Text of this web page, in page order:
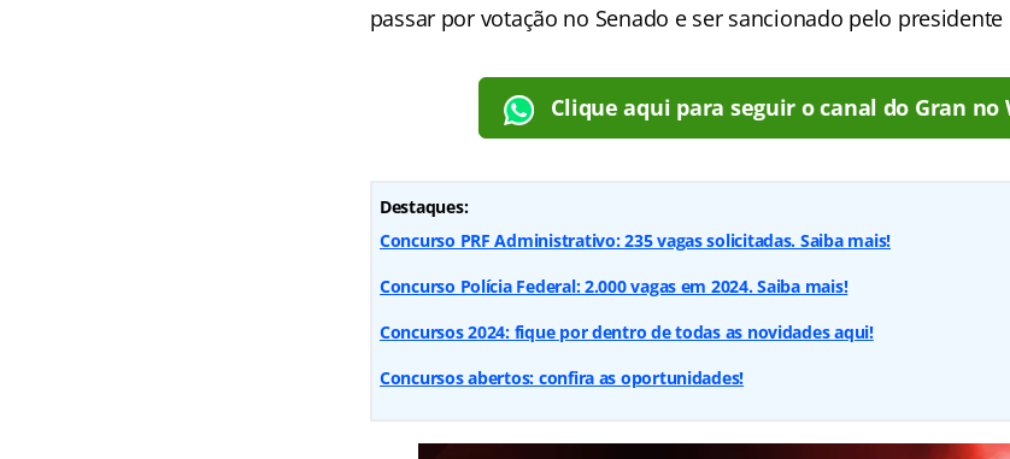
passar por votação no Senado e ser sancionado pelo presidente
Clique aqui para seguir o canal do Gran no
Destaques:
Concurso PRF Administrativo: 235 vagas solicitadas. Saiba mais!
Concurso Polícia Federal: 2.000 vagas em 2024. Saiba mais!
Concursos 2024: fique por dentro de todas as novidades aqui!
Concursos abertos: confira as oportunidades!